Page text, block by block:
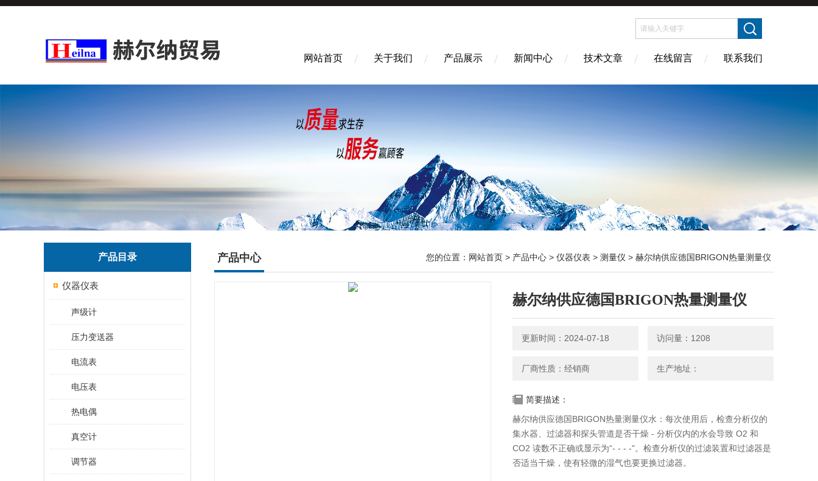
网站首页 关于我们 产品展示 新闻中心 技术文章 在线留言 联系我们
产品目录
仪器仪表
声级计
压力变送器
电流表
电压表
热电偶
真空计
调节器
产品中心 您的位置： 网站首页 > 产品中心 > 仪器仪表 > 测量仪 > 赫尔纳供应德国BRIGON热量测量仪
赫尔纳供应德国BRIGON热量测量仪
更新时间：2024-07-18 访问量：1208
厂商性质：经销商 生产地址：
简要描述：
赫尔纳供应德国BRIGON热量测量仪水：每次使用后，检查分析仪的
集水器、过滤器和探头管道是否干燥 - 分析仪内的水会导致 O2 和
CO2 读数不正确或显示为“- - - -"。检查分析仪的过滤装置和过滤器是
否适当干燥，使有轻微的湿气也要更换过滤器。